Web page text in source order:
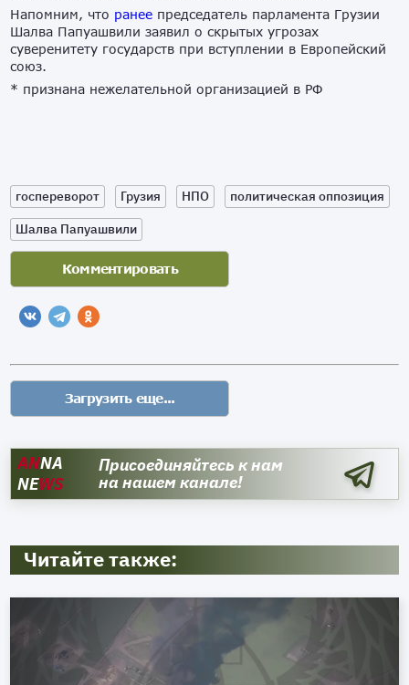
Напомним, что ранее председатель парламента Грузии
Шалва Папуашвили заявил о скрытых угрозах
суверенитету государств при вступлении в Европейский
союз.
* признана нежелательной организацией в РФ
госпереворот Грузия НПО
политическая оппозиция
Шалва Папуашвили
ANNA
NEWS
Присоединяйтесь к нам
на нашем канале!
Читайте также: